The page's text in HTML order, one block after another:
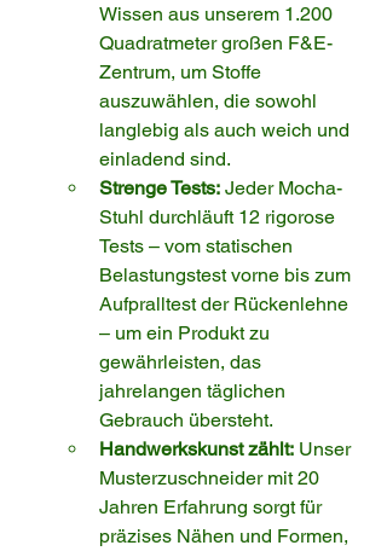
Wissen aus unserem 1.200
Quadratmeter großen F&E-
Zentrum, um Stoffe
auszuwählen, die sowohl
langlebig als auch weich und
einladend sind.
Strenge Tests: Jeder Mocha-
Stuhl durchläuft 12 rigorose
Tests – vom statischen
Belastungstest vorne bis zum
Aufpralltest der Rückenlehne
– um ein Produkt zu
gewährleisten, das
jahrelangen täglichen
Gebrauch übersteht.
Handwerkskunst zählt: Unser
Musterzuschneider mit 20
Jahren Erfahrung sorgt für
präzises Nähen und Formen,